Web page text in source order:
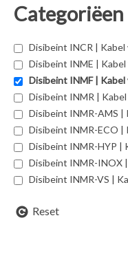
Categoriëen
Disibeint INCR |
Disibeint INME |
Disibeint INMF |
Disibeint INMR |
Disibeint INMR-AMS |
Disibeint INMR-ECO |
Disibeint INMR-HYP |
Disibeint INMR-INOX
Disibeint INMR-VS |
Reset